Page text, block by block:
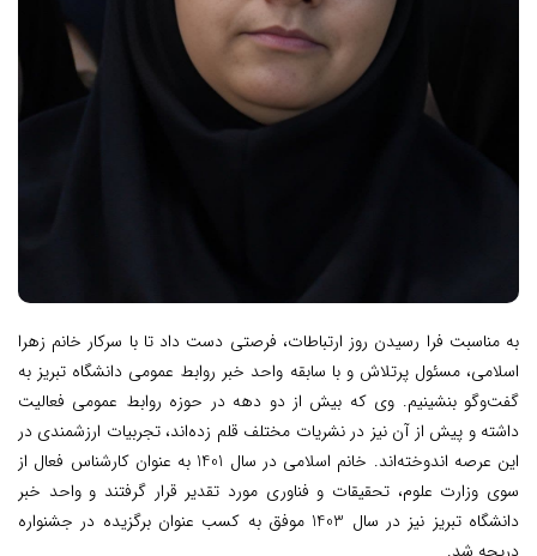
به مناسبت فرا رسیدن روز ارتباطات، فرصتی دست داد تا با سرکار خانم زهرا
اسلامی، مسئول پرتلاش و با سابقه واحد خبر روابط عمومی دانشگاه تبریز به
گفت‌وگو بنشینیم. وی که بیش از دو دهه در حوزه روابط عمومی فعالیت
داشته‌ و پیش از آن نیز در نشریات مختلف قلم زده‌اند، تجربیات ارزشمندی در
این عرصه اندوخته‌اند. خانم اسلامی در سال 1401 به عنوان کارشناس فعال از
سوی وزارت علوم، تحقیقات و فناوری مورد تقدیر قرار گرفتند و واحد خبر
دانشگاه تبریز نیز در سال 1403 موفق به کسب عنوان برگزیده در جشنواره